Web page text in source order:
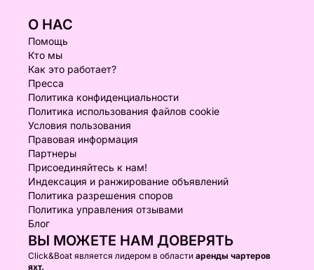
О НАС
Помощь
Кто мы
Как это работает?
Пресса
Политика конфиденциальности
Политика использования файлов cookie
Условия пользования
Правовая информация
Партнеры
Присоединяйтесь к нам!
Индексация и ранжирование объявлений
Политика разрешения споров
Политика управления отзывами
Блог
ВЫ МОЖЕТЕ НАМ ДОВЕРЯТЬ
Click&Boat является лидером в области аренды чартеров
яхт.